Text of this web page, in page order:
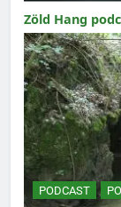
Zöld Hang
PODCAST